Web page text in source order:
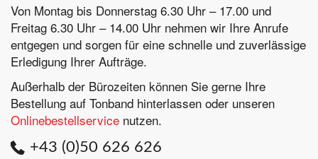
Von Montag bis Donnerstag 6.30 Uhr – 17.00 und
Freitag 6.30 Uhr – 14.00 Uhr nehmen wir Ihre Anrufe
entgegen und sorgen für eine schnelle und zuverlässige
Erledigung Ihrer Aufträge.
Außerhalb der Bürozeiten können Sie gerne Ihre
Bestellung auf Tonband hinterlassen oder unseren
Onlinebestellservice nutzen.
+43 (0)50 626 626